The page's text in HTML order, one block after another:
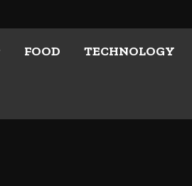
FOOD TECHNOLOGY